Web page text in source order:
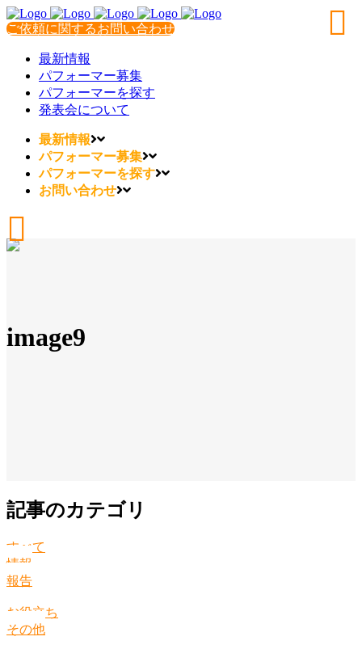
ご依頼に関するお問い合わせ
最新情報
パフォーマー募集
パフォーマーを探す
発表会について
最新情報
パフォーマー募集
パフォーマーを探す
お問い合わせ
image9
記事のカテゴリ
すべて
情報
報告
お役立ち
その他